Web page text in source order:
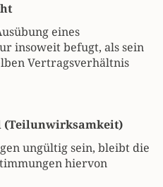
eines
insoweit befugt, als sein
Vertragsverhältnis
(Teilunwirksamkeit)
ungültig sein, bleibt die
hiervon